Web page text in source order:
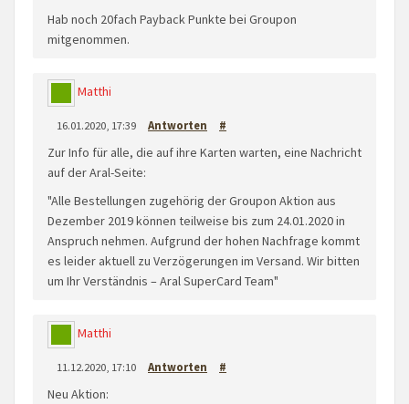
Hab noch 20fach Payback Punkte bei Groupon
mitgenommen.
Matthi
16.01.2020, 17:39 Antworten #
Zur Info für alle, die auf ihre Karten warten, eine Nachricht
auf der Aral-Seite:
"Alle Bestellungen zugehörig der Groupon Aktion aus
Dezember 2019 können teilweise bis zum 24.01.2020 in
Anspruch nehmen. Aufgrund der hohen Nachfrage kommt
es leider aktuell zu Verzögerungen im Versand. Wir bitten
um Ihr Verständnis – Aral SuperCard Team"
Matthi
11.12.2020, 17:10 Antworten #
Neu Aktion: